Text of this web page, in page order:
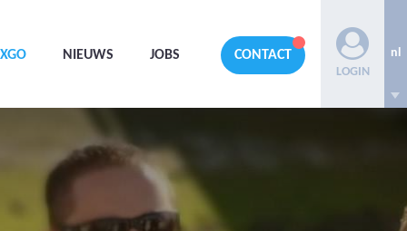
NIEUWS JOBS CONTACT
LOGIN
nl